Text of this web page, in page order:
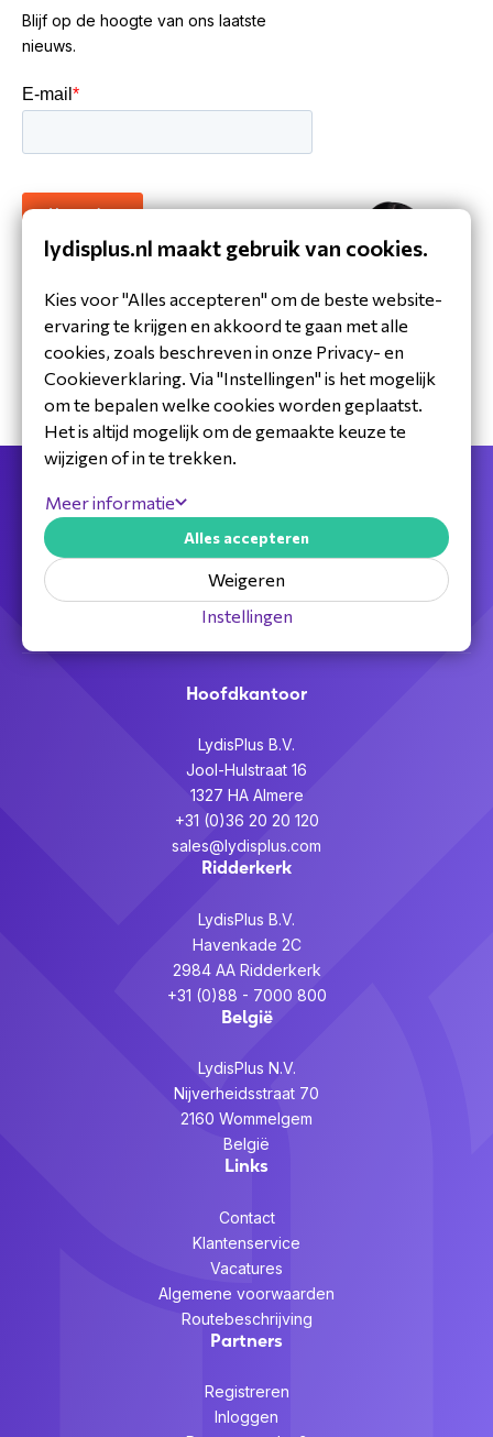
Blijf op de hoogte van ons laatste
nieuws.
30 jaar ervaring in de branche
Toegewijd Nederlands service- en
ondersteuningsteam
Specialistische distributeur
Jouw full service distributeur voor alle
telecom,
audiovisuele en beveiligingsoplossingen.
Partner worden >
Hoofdkantoor
LydisPlus B.V.
Jool-Hulstraat 16
1327 HA Almere
+31 (0)36 20 20 120
sales@lydisplus.com
Ridderkerk
LydisPlus B.V.
Havenkade 2C
2984 AA Ridderkerk
+31 (0)88 - 7000 800
België
LydisPlus N.V.
Nijverheidsstraat 70
2160 Wommelgem
België
Links
Contact
Klantenservice
Vacatures
Algemene voorwaarden
Routebeschrijving
Partners
Registreren
Inloggen
lydisplus.nl maakt gebruik van cookies.
Kies voor "Alles accepteren" om de beste website-
ervaring te krijgen en akkoord te gaan met alle
cookies, zoals beschreven in onze Privacy- en
Cookieverklaring. Via "Instellingen" is het mogelijk
om te bepalen welke cookies worden geplaatst.
Het is altijd mogelijk om de gemaakte keuze te
wijzigen of in te trekken.
Meer informatie
Instellingen
Weigeren
Alles accepteren